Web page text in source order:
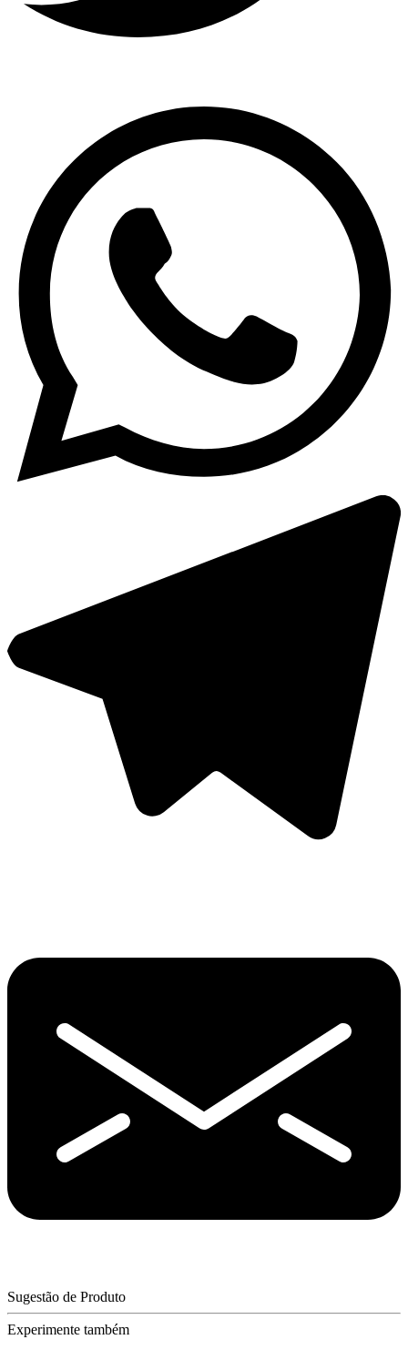
Sugestão de Produto
Experimente também